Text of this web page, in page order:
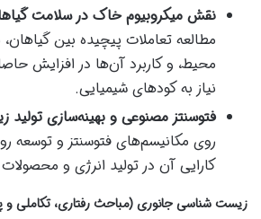
نقش میکروبیوم خاک در سلامت
مطالعه تعاملات پیچیده بین
محیط، و کاربرد آن‌ها در افزایش
نیاز به کودهای شیمیایی.
فتوسنتز مصنوعی و بهینه‌سازی تولید
روی مکانیسم‌های فتوسنتز و توسعه
کارایی آن در تولید انرژی و
زیست شناسی جانوری (مباحث رفتاری، تکاملی